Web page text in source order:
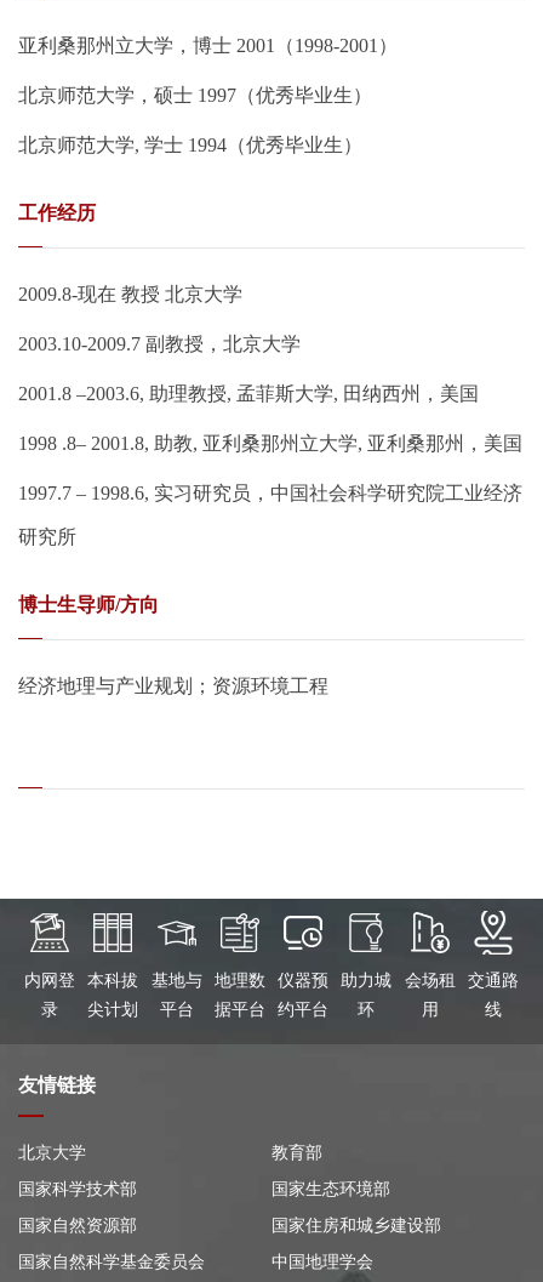
亚利桑那州立大学，博士 2001（1998-2001）
北京师范大学，硕士 1997（优秀毕业生）
北京师范大学, 学士 1994（优秀毕业生）
工作经历
2009.8-现在 教授 北京大学
2003.10-2009.7 副教授，北京大学
2001.8 –2003.6, 助理教授, 孟菲斯大学, 田纳西州，美国
1998 .8– 2001.8, 助教, 亚利桑那州立大学, 亚利桑那州，美国
1997.7 – 1998.6, 实习研究员，中国社会科学研究院工业经济
研究所
博士生导师/方向
经济地理与产业规划；资源环境工程
内网登
录
本科拔
尖计划
基地与
平台
地理数
据平台
仪器预
约平台
助力城
环
会场租
用
交通路
线
友情链接
北京大学
教育部
国家科学技术部
国家生态环境部
国家自然资源部
国家住房和城乡建设部
国家自然科学基金委员会
中国地理学会